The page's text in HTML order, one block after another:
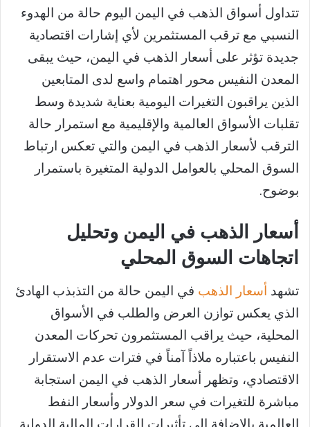
تتداول أسواق الذهب في اليمن اليوم حالة من الهدوء
النسبي مع ترقب المستثمرين لأي إشارات اقتصادية
جديدة تؤثر على أسعار الذهب في اليمن، حيث يبقى
المعدن النفيس محور اهتمام واسع لدى المتابعين
الذين يراقبون التغيرات اليومية بعناية شديدة وسط
تقلبات الأسواق العالمية والإقليمية مع استمرار حالة
الترقب لأسعار الذهب في اليمن والتي تعكس ارتباط
السوق المحلي بالعوامل الدولية المتغيرة باستمرار
بوضوح.
أسعار الذهب في اليمن وتحليل
اتجاهات السوق المحلي
تشهد أسعار الذهب في اليمن حالة من التذبذب الهادئ
الذي يعكس توازن العرض والطلب في الأسواق
المحلية، حيث يراقب المستثمرون تحركات المعدن
النفيس باعتباره ملاذاً آمناً في فترات عدم الاستقرار
الاقتصادي، وتظهر أسعار الذهب في اليمن استجابة
مباشرة للتغيرات في سعر الدولار وأسعار النفط